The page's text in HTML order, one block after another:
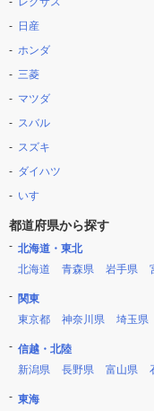
日産
ホンダ
三菱
マツダ
スバル
スズキ
ダイハツ
いすゞ
都道府県から探す
北海道・東北
北海道
青森県 岩手県
関東
東京都
神奈川県 埼玉県
信越・北陸
新潟県
長野県 富山県
東海